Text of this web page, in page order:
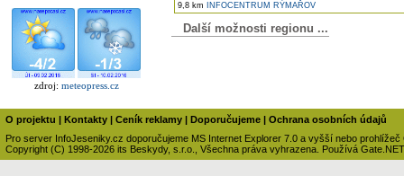
zdroj: meteopress.cz
9,8 km INFOCENTRUM RÝMAŘOV
Další možnosti regionu ...
O projektu | Kontakty | Ceník reklamy | Doporučujeme | Ochrana osobních údajů
Pro server InfoJeseniky.cz doporučujeme MS Internet Explorer 7.0 a vyšší nebo prohlížeč
Copyright (C) 1998-2026 its Beskydy, s.r.o., Všechna práva vyhrazena. Používá